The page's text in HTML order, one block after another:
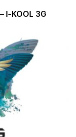
I-KOOL 3G